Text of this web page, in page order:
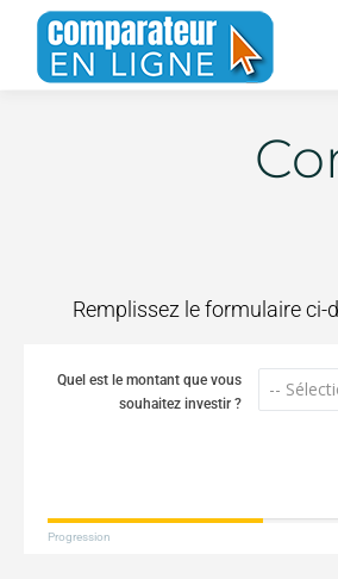
Remplissez le formulaire
Quel est le montant que vous
souhaitez investir ?
Progression